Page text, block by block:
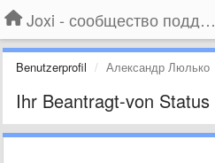
Joxi - сообщество поддержки
Benutzerprofil Александр Люлько
Ihr Beantragt-von Status